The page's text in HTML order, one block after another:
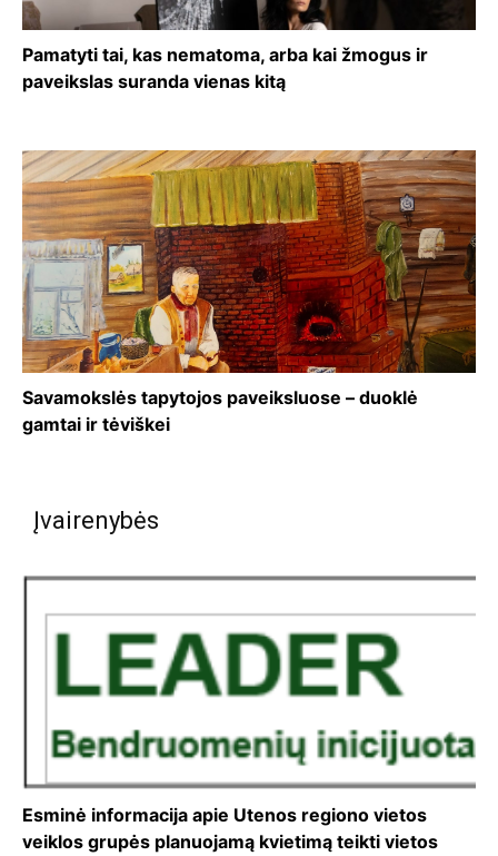
Pamatyti tai, kas nematoma, arba kai žmogus ir
paveikslas suranda vienas kitą
Savamokslės tapytojos paveiksluose – duoklė
gamtai ir tėviškei
Įvairenybės
Esminė informacija apie Utenos regiono vietos
veiklos grupės planuojamą kvietimą teikti vietos